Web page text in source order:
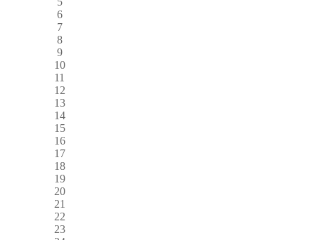
6
7
8
9
10
11
12
13
14
15
16
17
18
19
20
21
22
23